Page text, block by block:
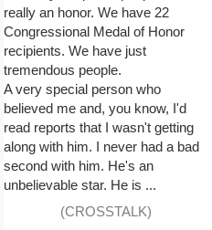
really an honor. We have 22
Congressional Medal of Honor
recipients. We have just
tremendous people.
A very special person who
believed me and, you know, I'd
read reports that I wasn't getting
along with him. I never had a bad
second with him. He's an
unbelievable star. He is ...
(CROSSTALK)